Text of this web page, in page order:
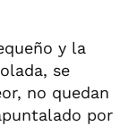
y la
se
no quedan
por